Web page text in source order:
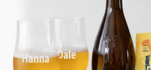
Vores gaver inspirerer. Kunderne giver
Reviews.
Gratis kort med hilsen